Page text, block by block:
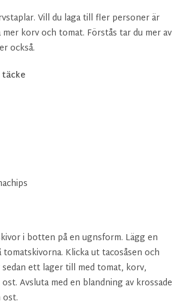
Vill du laga till fler personer är
korv och tomat. Förstås tar du mer av
också.
i botten på en ugnsform. Lägg en
tomatskivorna. Klicka ut tacosåsen och
ett lager till med tomat, korv,
Avsluta med en blandning av krossade
ost.